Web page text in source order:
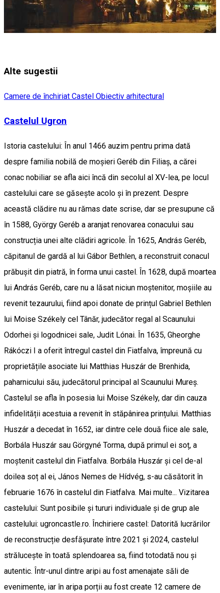
Alte sugestii
Camere de închiriat Castel Obiectiv arhitectural
Castelul Ugron
Istoria castelului: În anul 1466 auzim pentru prima dată
despre familia nobilă de moșieri Geréb din Filiaș, a cărei
conac nobiliar se afla aici încă din secolul al XV-lea, pe locul
castelului care se găsește acolo și în prezent. Despre
această clădire nu au rămas date scrise, dar se presupune că
în 1588, György Geréb a aranjat renovarea conacului sau
construcția unei alte clădiri agricole. În 1625, András Geréb,
căpitanul de gardă al lui Gábor Bethlen, a reconstruit conacul
prăbușit din piatră, în forma unui castel. În 1628, după moartea
lui András Geréb, care nu a lăsat niciun moștenitor, moșiile au
revenit tezaurului, fiind apoi donate de prințul Gabriel Bethlen
lui Moise Székely cel Tânăr, judecător regal al Scaunului
Odorhei și logodnicei sale, Judit Lónai. În 1635, Gheorghe
Rákóczi I a oferit întregul castel din Fiatfalva, împreună cu
proprietățile asociate lui Matthias Huszár de Brenhida,
paharnicului său, judecătorul principal al Scaunului Mureș.
Castelul se afla în posesia lui Moise Székely, dar din cauza
infidelității acestuia a revenit în stăpânirea prințului. Matthias
Huszár a decedat în 1652, iar dintre cele două fiice ale sale,
Borbála Huszár sau Görgyné Torma, după primul ei soț, a
moștenit castelul din Fiatfalva. Borbála Huszár și cel de-al
doilea soț al ei, János Nemes de Hídvég, s-au căsătorit în
februarie 1676 în castelul din Fiatfalva. Mai multe... Vizitarea
castelului: Sunt posibile și tururi individuale și de grup ale
castelului: ugroncastle.ro. Închiriere castel: Datorită lucrărilor
de reconstrucție desfășurate între 2021 și 2024, castelul
strălucește în toată splendoarea sa, fiind totodată nou și
autentic. Într-unul dintre aripi au fost amenajate săli de
evenimente, iar în aripa porții au fost create 12 camere de